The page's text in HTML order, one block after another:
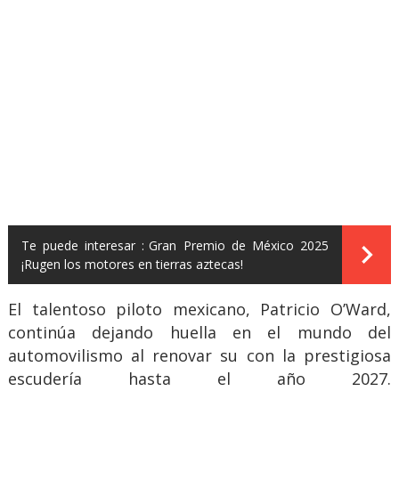
Te puede interesar : Gran Premio de México 2025
¡Rugen los motores en tierras aztecas!
El talentoso piloto mexicano, Patricio O’Ward,
continúa dejando huella en el mundo del
automovilismo al renovar su con la prestigiosa
escudería hasta el año 2027.